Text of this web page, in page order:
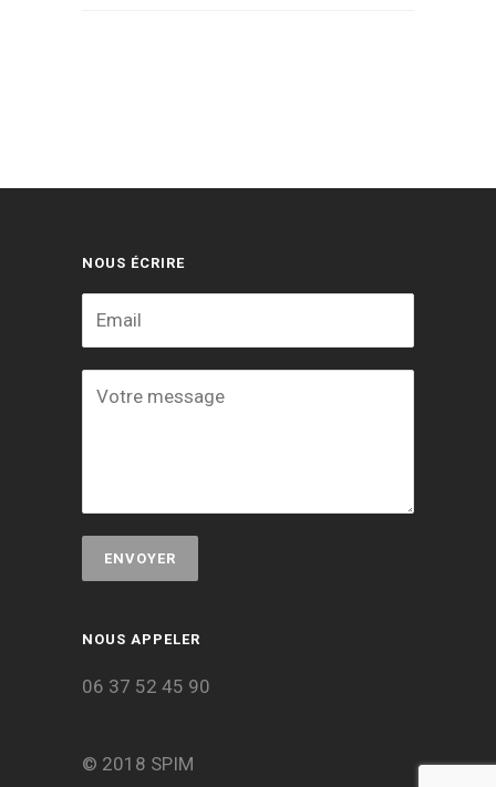
NOUS ÉCRIRE
NOUS APPELER
06 37 52 45 90
© 2018 SPIM